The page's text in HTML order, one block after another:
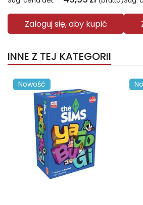
Zaloguj się, aby kupić
INNE Z TEJ KATEGORII
Nowość